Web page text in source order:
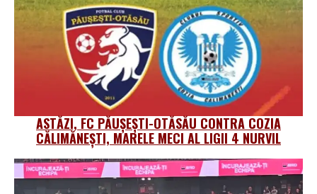
ASTĂZI, FC PĂUȘEȘTI-OTĂSĂU CONTRA COZIA
CĂLIMĂNEȘTI, MARELE MECI AL LIGII 4 NURVIL